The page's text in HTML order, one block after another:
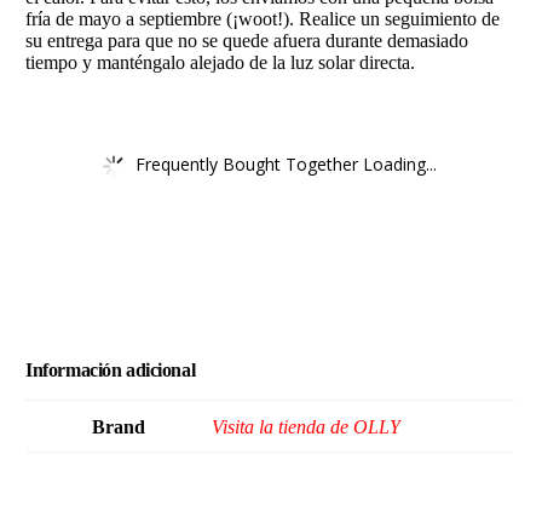
fría de mayo a septiembre (¡woot!). Realice un seguimiento de
su entrega para que no se quede afuera durante demasiado
tiempo y manténgalo alejado de la luz solar directa.
Frequently Bought Together Loading...
Información adicional
Brand Visita la tienda de OLLY